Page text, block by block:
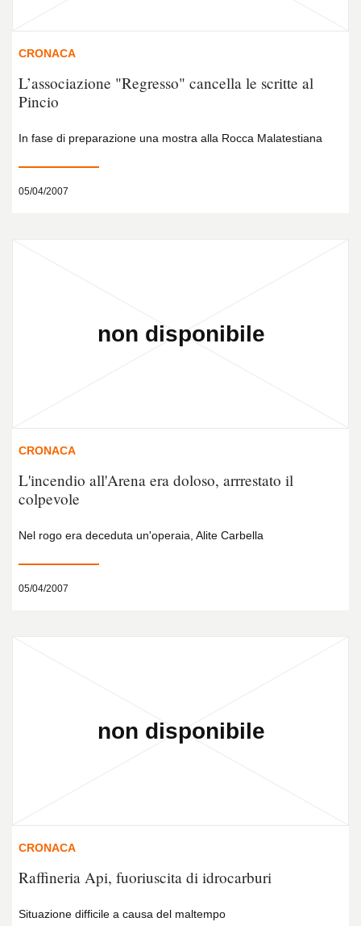
CRONACA
L’associazione "Regresso" cancella le scritte al
Pincio
In fase di preparazione una mostra alla Rocca Malatestiana
05/04/2007
CRONACA
L'incendio all'Arena era doloso, arrrestato il
colpevole
Nel rogo era deceduta un'operaia, Alite Carbella
05/04/2007
CRONACA
Raffineria Api, fuoriuscita di idrocarburi
Situazione difficile a causa del maltempo